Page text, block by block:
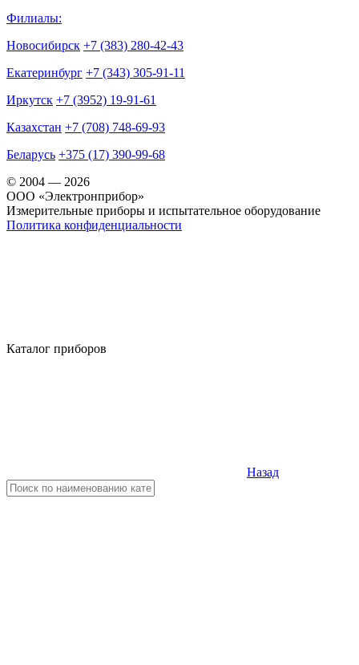
Филиалы:
Новосибирск +7 (383) 280-42-43
Екатеринбург +7 (343) 305-91-11
Иркутск +7 (3952) 19-91-61
Казахстан +7 (708) 748-69-93
Беларусь +375 (17) 390-99-68
© 2004 — 2026
OOO «Электронприбор»
Измерительные приборы и испытательное оборудование
Политика конфиденциальности
Каталог приборов
Назад